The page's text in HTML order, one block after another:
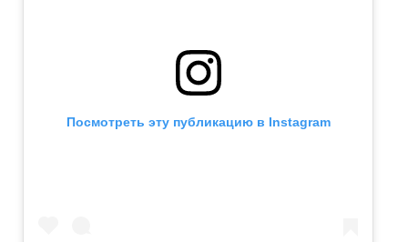
Посмотреть эту публикацию в Instagram